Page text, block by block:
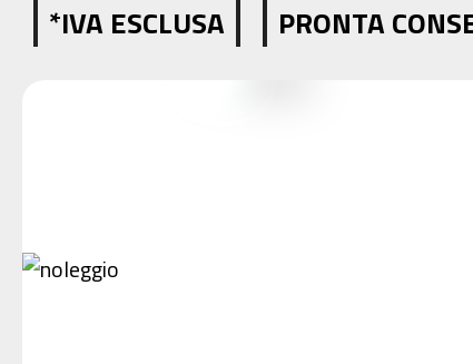
*IVA ESCLUSA PRONTA